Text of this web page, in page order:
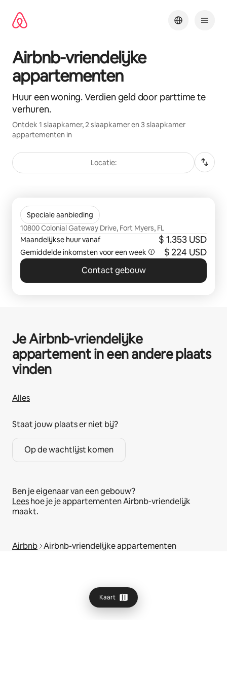
direct
naar
Airbnb-vriendelijke
appartementen
Huur een woning. Verdien geld door parttime te
verhuren.
Ontdek 1 slaapkamer, 2 slaapkamer en 3 slaapkamer
appartementen in
Locatie:
Speciale aanbieding
The Hendry
10800 Colonial Gateway Drive, Fort Myers, FL
Maandelijkse huur vanaf
$ 1.353 USD
Gemiddelde inkomsten voor een week $ 224 USD
Contact gebouw
Kaart
Je Airbnb-vriendelijke
appartement in een andere plaats
vinden
Alles
Staat jouw plaats er niet bij?
Op de wachtlijst komen
Ben je eigenaar van een gebouw?
Leeshoe je je appartementen Airbnb-vriendelijk
maakt.
Airbnb Airbnb-vriendelijke appartementen